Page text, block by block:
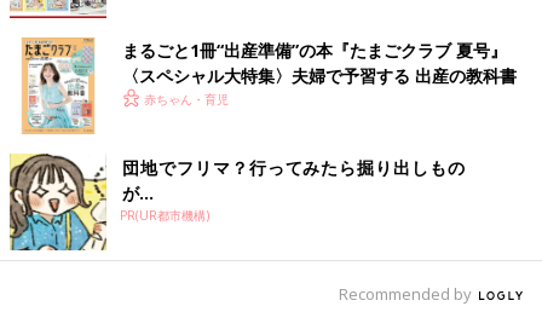
難病「ドラベ症候群」かもしれない不安
まるごと1冊“出産準備”の本『たまごクラブ 夏号』
〈スペシャル大特集〉夫婦で予習する 出産の教科書
赤ちゃん・育児
団地でフリマ？行ってみたら掘り出しもの
が…
PR(UR都市機構)
Recommended by